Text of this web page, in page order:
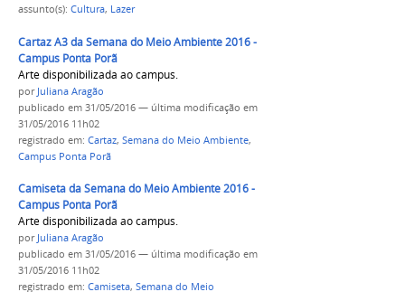
assunto(s): Cultura, Lazer
Cartaz A3 da Semana do Meio Ambiente 2016 -
Campus Ponta Porã
Arte disponibilizada ao campus.
por Juliana Aragão
publicado em 31/05/2016 — última modificação em
31/05/2016 11h02
registrado em: Cartaz, Semana do Meio Ambiente,
Campus Ponta Porã
Camiseta da Semana do Meio Ambiente 2016 -
Campus Ponta Porã
Arte disponibilizada ao campus.
por Juliana Aragão
publicado em 31/05/2016 — última modificação em
31/05/2016 11h02
registrado em: Camiseta, Semana do Meio